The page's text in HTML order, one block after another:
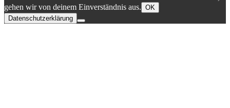
gehen wir von deinem Einverständnis aus. OK
Datenschutzerklärung